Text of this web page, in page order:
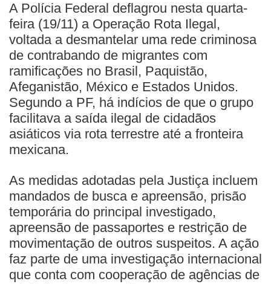
A Polícia Federal deflagrou nesta quarta-
feira (19/11) a Operação Rota Ilegal,
voltada a desmantelar uma rede criminosa
de contrabando de migrantes com
ramificações no Brasil, Paquistão,
Afeganistão, México e Estados Unidos.
Segundo a PF, há indícios de que o grupo
facilitava a saída ilegal de cidadãos
asiáticos via rota terrestre até a fronteira
mexicana.
As medidas adotadas pela Justiça incluem
mandados de busca e apreensão, prisão
temporária do principal investigado,
apreensão de passaportes e restrição de
movimentação de outros suspeitos. A ação
faz parte de uma investigação internacional
que conta com cooperação de agências de